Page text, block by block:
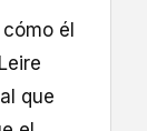
él
que